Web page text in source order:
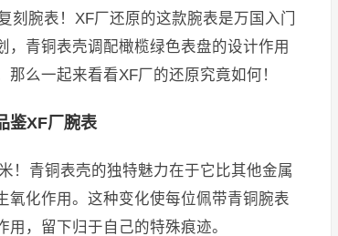
刻腕表！XF厂还原的这款腕表是万国入门
青铜表壳调配橄榄绿色表盘的设计作用
么一起来看看XF厂的还原究竟如何！
鉴XF厂腕表
！青铜表壳的独特魅力在于它比其他金属
氧化作用。这种变化使每位佩带青铜腕表
，留下归于自己的特殊痕迹。